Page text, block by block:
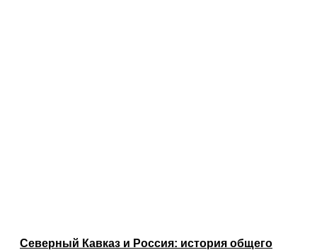
Северный Кавказ и Россия: история общего